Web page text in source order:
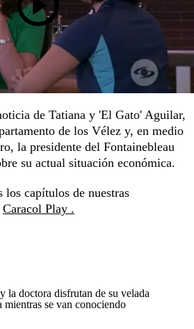
de Tatiana y 'El Gato' Aguilar,
de los Vélez y, en medio
la presidente del Fontainebleau
su actual situación económica.
los capítulos de nuestras
Caracol Play .
la doctora disfrutan de su velada
mientras se van conociendo